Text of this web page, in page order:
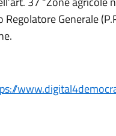
Regolatore Generale